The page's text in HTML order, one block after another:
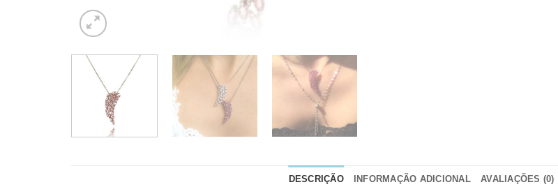
DESCRIÇÃO INFORMAÇÃO ADICIONAL AVALIAÇÕES (0)